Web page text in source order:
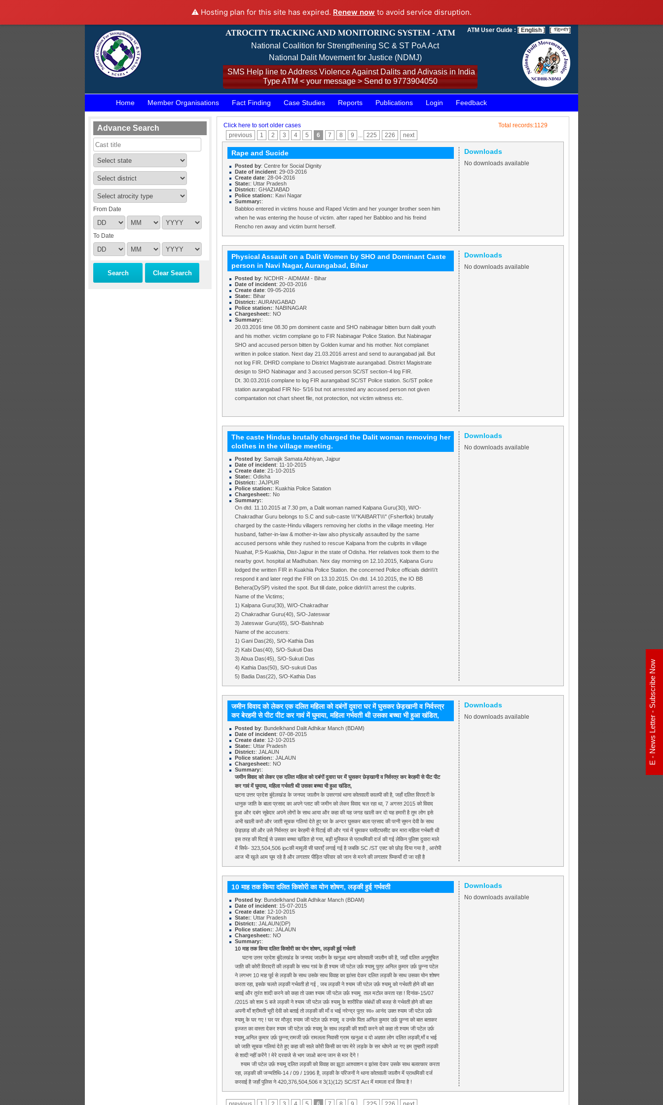
⚠️ Hosting plan for this site has expired. Renew now to avoid service disruption.
National Coalition for Strengthening SC & ST PoA Act
National Dalit Movement for Justice (NDMJ)
SMS Help line to Address Violence Against Dalits and Adivasis in India
Type ATM < your message > Send to 9773904050
ATM User Guide : [ English ] [ ]
Home Member Organisations Fact Finding Case Studies Reports Publications Login Feedback
Advance Search
From Date
To Date
Click here to sort older cases
Total records:1129
previous
1 2 3 4 5 6 7 8 9 ... 225 226 next
Rape and Sucide
Posted by: Centre for Social Dignity
Date of incident: 29-03-2016
Create date: 28-04-2016
State:: Uttar Pradesh
District:: GHAZIABAD
Police station:: Kavi Nagar
Summary::
Babbloo entered in victims house and Raped Victim and her younger brother seen him
when he was entering the house of victim. after raped her Babbloo and his freind
Rencho ren away and victim burnt herself.
Downloads
No downloads available
Physical Assault on a Dalit Women by SHO and Dominant Caste
person in Navi Nagar, Aurangabad, Bihar
Posted by: NCDHR - AIDMAM - Bihar
Date of incident: 20-03-2016
Create date: 09-05-2016
State:: Bihar
District:: AURANGABAD
Police station:: NABINAGAR
Chargesheet:: NO
Summary::
20.03.2016 time 08.30 pm dominent caste and SHO nabinagar bitten burn dalit youth
and his mother. victim complane go to FIR Nabinagar Police Station. But Nabinagar
SHO and accused person bitten by Golden kumar and his mother. Not complanet
written in police station. Next day 21.03.2016 arrest and send to aurangabad jail. But
not log FIR. DHRD complane to District Magistrate aurangabad. District Magistrate
design to SHO Nabinagar and 3 accused person SC/ST section-4 log FIR.
Dt. 30.03.2016 complane to log FIR aurangabad SC/ST Police station. Sc/ST police
station aurangabad FIR No- 5/16 but not arressted any accused person not given
compantation not chart sheet file, not protection, not victim witness etc.
Downloads
No downloads available
The caste Hindus brutally charged the Dalit woman removing her
clothes in the village meeting.
Posted by: Samajik Samata Abhiyan, Jajpur
Date of incident: 11-10-2015
Create date: 21-10-2015
State:: Odisha
District:: JAJPUR
Police station:: Kuakhia Police Satation
Chargesheet:: No
Summary::
On dtd. 11.10.2015 at 7.30 pm, a Dalit woman named Kalpana Guru(30), W/O-
Chakradhar Guru belongs to S.C and sub-caste \\\"KAIBART\\\" (Fsherflok) brutally
charged by the caste-Hindu villagers removing her cloths in the village meeting. Her
husband, father-in-law & mother-in-law also physically assaulted by the same
accused persons while they rushed to rescue Kalpana from the culprits in village
Nuahat, P.S-Kuakhia, Dist-Jajpur in the state of Odisha. Her relatives took them to the
nearby govt. hospital at Madhuban. Nex day morning on 12.10.2015, Kalpana Guru
lodged the written FIR in Kuakhia Police Station. the concerned Police officials didn\\\'t
respond it and later regd the FIR on 13.10.2015. On dtd. 14.10.2015, the IO BB
Behera(DySP) visited the spot. But till date, police didn\\\'t arrest the culprits.
Name of the Victims;
1) Kalpana Guru(30), W/O-Chakradhar
2) Chakradhar Guru(40), S/O-Jateswar
3) Jateswar Guru(65), S/O-Baishnab
Name of the accusers:
1) Gani Das(26), S/O-Kathia Das
2) Kabi Das(40), S/O-Sukuti Das
3) Abua Das(45), S/O-Sukuti Das
4) Kathia Das(50), S/O-sukuti Das
5) Badia Das(22), S/O-Kathia Das
Downloads
No downloads available
जमीन विवाद को लेकर एक दलित महिला को दबंगों दुवारा घर में घुसकर छेड़खानी व निर्वस्त्र
कर बेरहमी से पीट पीट कर गावं में घुमाया, महिला गर्भवती थी उसका बच्चा भी हुआ खंडित,
Posted by: Bundelkhand Dalit Adhikar Manch (BDAM)
Date of incident: 07-08-2015
Create date: 12-10-2015
State:: Uttar Pradesh
District:: JALAUN
Police station:: JALAUN
Chargesheet:: NO
Summary::
जमीन विवाद को लेकर एक दलित महिला को दबंगों दुवारा घर में घुसकर छेड़खानी व निर्वस्त्र कर बेरहमी से पीट पीट
कर गावं में घुमाया, महिला गर्भवती थी उसका बच्चा भी हुआ खंडित,
घटना उत्तर प्रदेश बुंदेलखंड के जनपद जालौन के उसरगावं थाना कोतवाली कालपी की है, जहाँ दलित विरादरी के
धानुक जाति के बाला प्रसाद का अपने प्लाट की जमीन को लेकर विवाद चल रहा था, 7 अगस्त 2015 को विवाद
हुआ और दबंग सूबेदार अपने लोगों के साथ आया और कहा की यह जगह खाली कर दो यह हमारी है तुम लोग इसे
अभी खाली करो और जाती सूचक गलियां देते हुए घर के अन्दर घुसकर बाला प्रसाद की पत्नी सुमन देवी के साथ
छेड़छाड़ की और उसे निर्वस्त्र कर बेरहमी से पिटाई की और गावं में घुमाकर घसीटघसीट कर मारा महिला गर्भबती थी
इस तरह की पिटाई से उसका बच्चा खंडित हो गया, बड़ी मुस्किल से प्राथमिकी दर्ज की गई लेकिन पुलिश दुवारा माले
में सिर्फ- 323,504,506 ipcकी मामूली सी घाराएँ लगाई गई है जबकि SC /ST एक्ट को छोड़ दिया गया है , आरोपी
आज भी खुले आम घूम रहे है और लगातार पीड़ित परिवार को जान से मरने की लगातार घ्म्कियाँ दी जा रही है
Downloads
No downloads available
10 माह तक किया दलित किशोरी का योन शोषण, लड़की हुई गर्भवती
Posted by: Bundelkhand Dalit Adhikar Manch (BDAM)
Date of incident: 15-07-2015
Create date: 12-10-2015
State:: Uttar Pradesh
District:: JALAUN(DP)
Police station:: JALAUN
Chargesheet:: NO
Summary::
10 माह तक किया दलित किशोरी का योन शोषण, लड़की हुई गर्भवती
घटना उत्तर प्रदेश बुंदेलखंड के जनपद जालौन के खनुआ थाना कोतवाली जालौन की है, जहाँ दलित अनुसूचित
जाति की कोरी विरादरी की लड़की के साथ गावं के ही श्याम जी पटेल उर्फ़ श्यामू पुत्र अनिल कुमार उर्फ़ छुन्ना पटेल
ने लगभग 10 माह पूर्व से लड़की के साथ उसके साथ विवाह का झांसा देकर दलित लड़की के साथ उसका योन शोषण
करता रहा, इसके चलते लड़की गर्भवती हो गई , जब लड़की ने श्याम जी पटेल उर्फ़ श्यामू को गर्भवती होने की बात
बताई और तुरंत शादी करने को कहा तो उक्त श्याम जी पटेल उर्फ़ श्यामू ताल मटोल करता रहा ! दिनांक-15/07
/2015 को शाम 5 बजे लड़की ने श्याम जी पटेल उर्फ़ श्यामू के शारीरिक संबंधों की बजह से गर्भवती होने की बात
अपनी माँ श्रीमती भूरी देवी को बताई तो लड़की की माँ व भाई नरेन्द्र पुत्र स्व० आनंद उक्त श्याम जी पटेल उर्फ़
श्यामू के घर गए ! घर पर मौजूद श्याम जी पटेल उर्फ़ श्यामू व उनके पिता अनिल कुमार उर्फ़ छुन्ना को बात बताकर
इज्जत का वास्ता देकर श्याम जी पटेल उर्फ़ श्यामू के साथ लड़की की शादी करने को कहा तो श्याम जी पटेल उर्फ़
श्यामू,अनिल कुमार उर्फ़ छुन्ना,रामजी उर्फ़ रामलला निवासी ग्राम खनुआ व दो अज्ञात लोग दलित लड़की,माँ व भाई
को जाति सूचक गलियां देते हुए कहा की साले कोरी किसी का पाप मेरे लड़के के सर थोपने आ गए हम तुम्हारी लड़की
से शादी नहीं करेंगे ! मेरे दरवाजे से भाग जाओ बरना जान से मार देंगे !
श्याम जी पटेल उर्फ़ श्यामू दलित लड़की को विवाह का झूठा आश्वाशन व झांसा देकर उसके साथ बलात्कार करता
रहा, लड़की की जन्मतिथि-14 / 09 / 1996 है, लड़की के परिजनों ने थाना कोतवाली जालौन में प्राथमिकी दर्ज
करवाई है जहाँ पुलिस ने 420,376,504,506 व 3(1)(12) SC/ST Act में मामला दर्ज किया है !
Downloads
No downloads available
E - News Letter - Subscribe Now